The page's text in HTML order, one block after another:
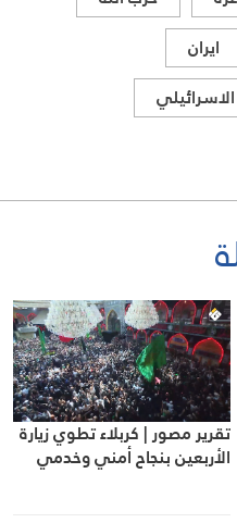
ايران
تقرير مصور | كربلاء تطوي زيارة
الأربعين بنجاح أمني وخدمي